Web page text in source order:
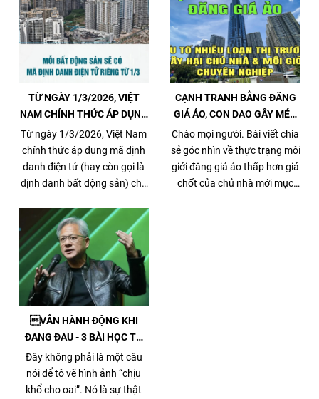
TỪ NGÀY 1/3/2026, VIỆT
NAM CHÍNH THỨC ÁP DỤNG
MÃ ĐỊNH DANH BẤT ĐỘNG
SẢN
Từ ngày 1/3/2026, Việt Nam
chính thức áp dụng mã định
danh điện tử (hay còn gọi là
định danh bất động sản) cho
theo Nghị định
357/2025/NĐ-CP (ban hành
ngày 31/12/2025, hiệu lực từ
1/3/2026) về xây dựng, quản
lý và sử dụng hệ thống thông
tin, cơ sở dữ liệu về nhà ở và
thị trường bất động sản.
CẠNH TRANH BẰNG ĐĂNG
GIÁ ẢO, CON DAO GÂY MÉO
MÓ THỊ TRƯỜNG, GÂY HẠI
CHỦ NHÀ VÀ NHÀ MÔI GIỚI
CHÂN CHÍNH
Chào mọi người. Bài viết chia
sẻ góc nhìn về thực trạng môi
giới đăng giá ảo thấp hơn giá
chốt của chủ nhà mới mục
VẪN HÀNH ĐỘNG KHI
ĐANG ĐAU - 3 BÀI HỌC TỪ
TỶ PHÚ JENSEN HUANG
Đây không phải là một câu
nói để tô vẽ hình ảnh “chịu
khổ cho oai”. Nó là sự thật